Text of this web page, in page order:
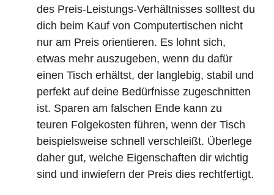
des Preis-Leistungs-Verhältnisses solltest du
dich beim Kauf von Computertischen nicht
nur am Preis orientieren. Es lohnt sich,
etwas mehr auszugeben, wenn du dafür
einen Tisch erhältst, der langlebig, stabil und
perfekt auf deine Bedürfnisse zugeschnitten
ist. Sparen am falschen Ende kann zu
teuren Folgekosten führen, wenn der Tisch
beispielsweise schnell verschleißt. Überlege
daher gut, welche Eigenschaften dir wichtig
sind und inwiefern der Preis dies rechtfertigt.